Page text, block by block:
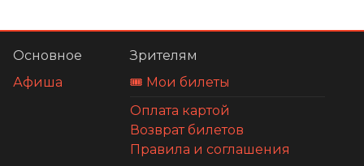
Основное
Афиша
Зрителям
🎟️ Мои билеты
Оплата картой
Возврат билетов
Правила и соглашения